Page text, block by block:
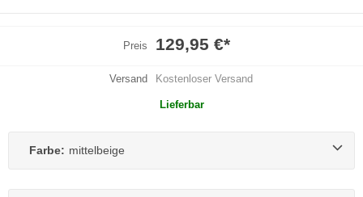
Preis 129,95 €*
Versand Kostenloser Versand
Lieferbar
Farbe: mittelbeige